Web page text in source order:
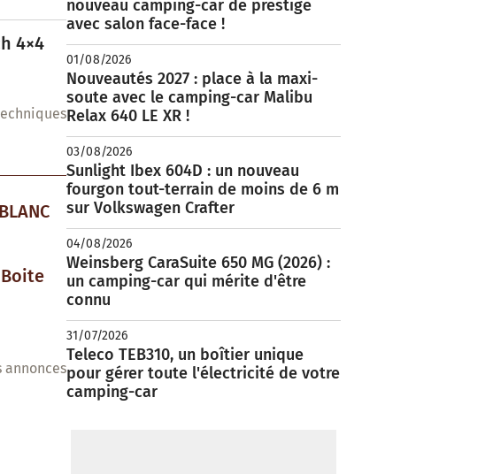
4×4
Boite
annonces
nouveau camping-car de prestige
avec salon face-face !
01/08/2026
Nouveautés 2027 : place à la maxi-
soute avec le camping-car Malibu
Relax 640 LE XR !
03/08/2026
Sunlight Ibex 604D : un nouveau
fourgon tout-terrain de moins de 6 m
sur Volkswagen Crafter
04/08/2026
Weinsberg CaraSuite 650 MG (2026) :
un camping-car qui mérite d'être
connu
31/07/2026
Teleco TEB310, un boîtier unique
pour gérer toute l'électricité de votre
camping-car